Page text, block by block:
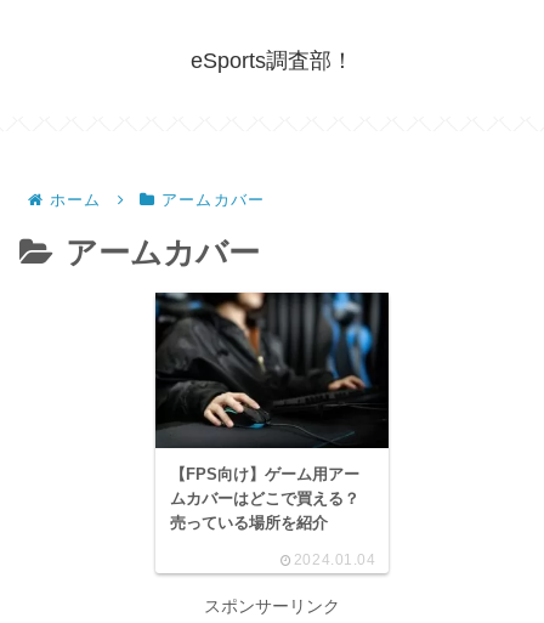
eSports調査部！
ホーム アームカバー
アームカバー
【FPS向け】ゲーム用アー
ムカバーはどこで買える？
売っている場所を紹介
2024.01.04
スポンサーリンク